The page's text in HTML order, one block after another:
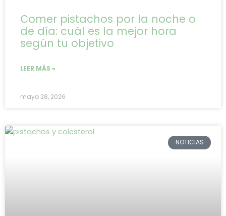
Comer pistachos por la noche o
de día: cuál es la mejor hora
según tu objetivo
LEER MÁS »
mayo 28, 2026
NOTICIAS